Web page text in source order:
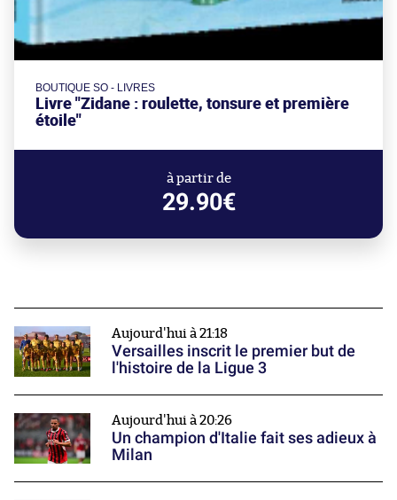
BOUTIQUE SO - LIVRES
Livre "Zidane : roulette, tonsure et première
étoile"
à partir de
29.90€
Aujourd'hui à 21:18
Versailles inscrit le premier but de
l'histoire de la Ligue 3
Aujourd'hui à 20:26
Un champion d'Italie fait ses adieux à
Milan